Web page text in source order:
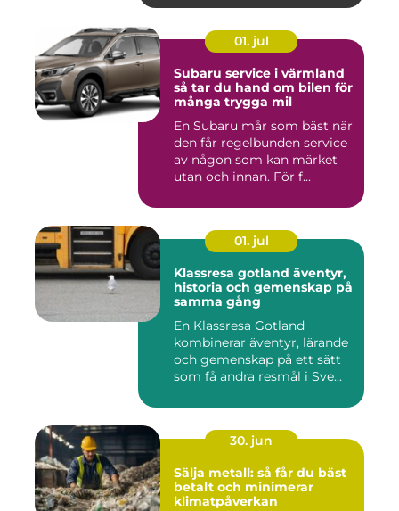
01. jul
Subaru service i värmland
så tar du hand om bilen för
många trygga mil
En Subaru mår som bäst när
den får regelbunden service
av någon som kan märket
utan och innan. För f...
01. jul
Klassresa gotland äventyr,
historia och gemenskap på
samma gång
En Klassresa Gotland
kombinerar äventyr, lärande
och gemenskap på ett sätt
som få andra resmål i Sve...
30. jun
Sälja metall: så får du bäst
betalt och minimerar
klimatpåverkan